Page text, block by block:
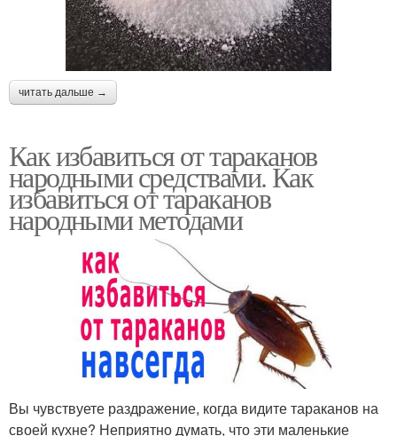
читать дальше →
Как избавиться от тараканов
народными средствами. Как
избавиться от тараканов
народными методами
Вы чувствуете раздражение, когда видите тараканов на
своей кухне? Неприятно думать, что эти маленькие